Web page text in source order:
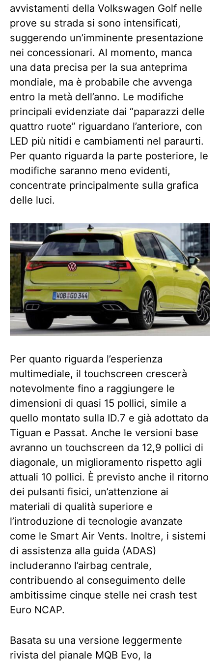
avvistamenti della Volkswagen Golf nelle
prove su strada si sono intensificati,
suggerendo un’imminente presentazione
nei concessionari. Al momento, manca
una data precisa per la sua anteprima
mondiale, ma è probabile che avvenga
entro la metà dell’anno. Le modifiche
principali evidenziate dai “paparazzi delle
quattro ruote” riguardano l’anteriore, con
LED più nitidi e cambiamenti nel paraurti.
Per quanto riguarda la parte posteriore, le
modifiche saranno meno evidenti,
concentrate principalmente sulla grafica
delle luci.
Per quanto riguarda l’esperienza
multimediale, il touchscreen crescerà
notevolmente fino a raggiungere le
dimensioni di quasi 15 pollici, simile a
quello montato sulla ID.7 e già adottato da
Tiguan e Passat. Anche le versioni base
avranno un touchscreen da 12,9 pollici di
diagonale, un miglioramento rispetto agli
attuali 10 pollici. È previsto anche il ritorno
dei pulsanti fisici, un’attenzione ai
materiali di qualità superiore e
l’introduzione di tecnologie avanzate
come le Smart Air Vents. Inoltre, i sistemi
di assistenza alla guida (ADAS)
includeranno l’airbag centrale,
contribuendo al conseguimento delle
ambitissime cinque stelle nei crash test
Euro NCAP.
Basata su una versione leggermente
rivista del pianale MQB Evo, la